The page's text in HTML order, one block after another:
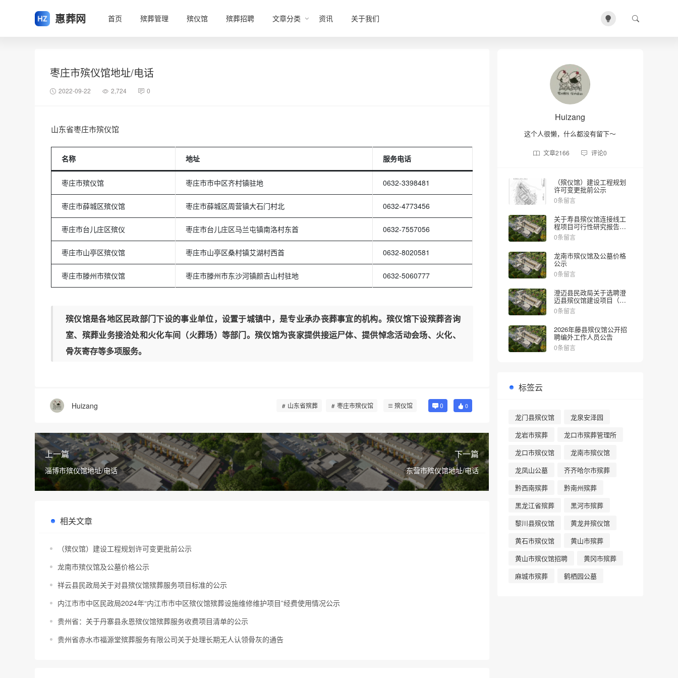
惠葬网 首页 殡葬管理 殡仪馆 殡葬招聘 文章分类 资讯 关于我们
枣庄市殡仪馆地址/电话
2022-09-22 2,724 0
山东省枣庄市殡仪馆
名称 地址 服务电话
枣庄市殡仪馆 枣庄市市中区齐村镇驻地 0632-3398481
枣庄市薛城区殡仪馆 枣庄市薛城区周营镇大石门村北 0632-4773456
枣庄市台儿庄区殡仪 枣庄市台儿庄区马兰屯镇南洛村东首 0632-7557056
枣庄市山亭区殡仪馆 枣庄市山亭区桑村镇艾湖村西首 0632-8020581
枣庄市滕州市殡仪馆 枣庄市滕州市东沙河镇颜吉山村驻地 0632-5060777
殡仪馆是各地区民政部门下设的事业单位，设置于城镇中，是专业承办丧葬事宜的机构。殡仪馆下设殡葬咨询
室、殡葬业务接洽处和火化车间（火葬场）等部门。殡仪馆为丧家提供接运尸体、提供悼念活动会场、火化、
骨灰寄存等多项服务。
Huizang 山东省殡葬 枣庄市殡仪馆 殡仪馆 0 0
上一篇
淄博市殡仪馆地址/电话
下一篇
东营市殡仪馆地址/电话
相关文章
（殡仪馆）建设工程规划许可变更批前公示
龙南市殡仪馆及公墓价格公示
祥云县民政局关于对县殡仪馆殡葬服务项目标准的公示
内江市市中区民政局2024年“内江市市中区殡仪馆殡葬设施维修维护项目”经费使用情况公示
贵州省：关于丹寨县永恩殡仪馆殡葬服务收费项目清单的公示
贵州省赤水市福源堂殡葬服务有限公司关于处理长期无人认领骨灰的通告
Huizang
这个人很懒，什么都没有留下～
文章2166 评论0
（殡仪馆）建设工程规划
许可变更批前公示
0条留言
关于寿县殡仪馆连接线工
程项目可行性研究报告的
批复
0条留言
龙南市殡仪馆及公墓价格
公示
0条留言
澄迈县民政局关于选聘澄
迈县殡仪馆建设项目（一
期）社会稳定风险评估机
构的公告
0条留言
2026年藤县殡仪馆公开招
聘编外工作人员公告
0条留言
标签云
龙门县殡仪馆
龙泉安泽园
龙岩市殡葬
龙口市殡葬管理所
龙口市殡仪馆
龙南市殡仪馆
龙凤山公墓
齐齐哈尔市殡葬
黔西南殡葬
黔南州殡葬
黑龙江省殡葬
黑河市殡葬
黎川县殡仪馆
黄龙井殡仪馆
黄石市殡仪馆
黄山市殡葬
黄山市殡仪馆招聘
黄冈市殡葬
麻城市殡葬
鹤栖园公墓